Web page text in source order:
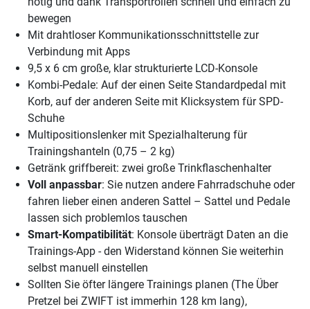
bewegen
Mit drahtloser Kommunikationsschnittstelle zur
Verbindung mit Apps
9,5 x 6 cm große, klar strukturierte LCD-Konsole
Kombi-Pedale: Auf der einen Seite Standardpedal mit
Korb, auf der anderen Seite mit Klicksystem für SPD-
Schuhe
Multipositionslenker mit Spezialhalterung für
Trainingshanteln (0,75 – 2 kg)
Getränk griffbereit: zwei große Trinkflaschenhalter
Voll anpassbar: Sie nutzen andere Fahrradschuhe oder
fahren lieber einen anderen Sattel – Sattel und Pedale
lassen sich problemlos tauschen
Smart-Kompatibilität: Konsole überträgt Daten an die
Trainings-App - den Widerstand können Sie weiterhin
selbst manuell einstellen
Sollten Sie öfter längere Trainings planen (The Über
Pretzel bei ZWIFT ist immerhin 128 km lang),